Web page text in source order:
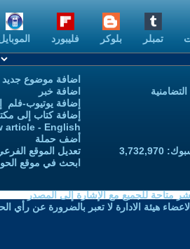
تمبلر بلوكر فليبورد
اضافة موضوع جديد
اضافة خبر
إضافة يوتيوب-فلم
إضافة كتاب إلى
article - English
أضف حملة
تعديل الموقع
ابحث في موقع
متاحة للجميع مع الإشارة إلى المصدر
هيئة الادارة لا تعبر بالضرورة عن رأي